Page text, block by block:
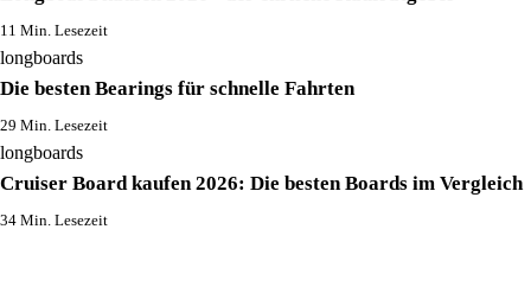
11 Min. Lesezeit
longboards
Die besten Bearings für schnelle Fahrten
29 Min. Lesezeit
longboards
Cruiser Board kaufen 2026: Die besten Boards im Vergleich
34 Min. Lesezeit